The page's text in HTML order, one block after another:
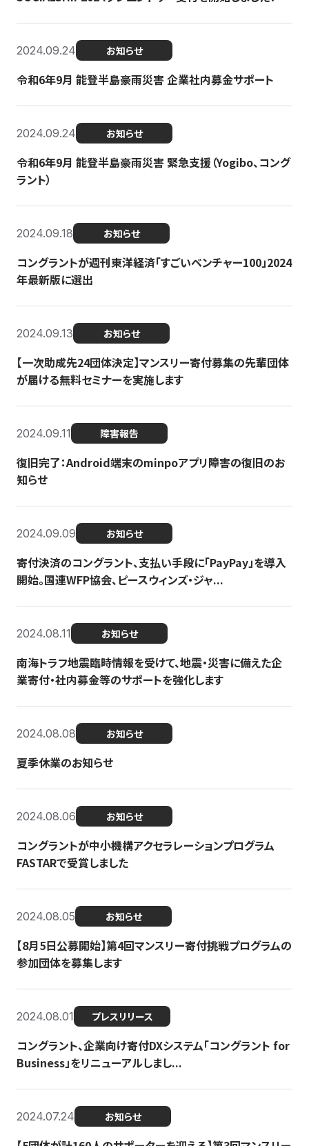
2024.09.24 お知らせ
令和6年9月 能登半島豪雨災害 企業社内募金サポート
2024.09.24 お知らせ
令和6年9月 能登半島豪雨災害 緊急支援（Yogibo、コング
ラント）
2024.09.18 お知らせ
コングラントが週刊東洋経済「すごいベンチャー100」2024
年最新版に選出
2024.09.13 お知らせ
【一次助成先24団体決定】マンスリー寄付募集の先輩団体
が届ける無料セミナーを実施します
2024.09.11 障害報告
復旧完了：Android端末のminpoアプリ障害の復旧のお
知らせ
2024.09.09 お知らせ
寄付決済のコングラント、支払い手段に「PayPay」を導入
開始。国連WFP協会、ピースウィンズ・ジャ...
2024.08.11 お知らせ
南海トラフ地震臨時情報を受けて、地震・災害に備えた企
業寄付・社内募金等のサポートを強化します
2024.08.08 お知らせ
夏季休業のお知らせ
2024.08.06 お知らせ
コングラントが中小機構アクセラレーションプログラム
FASTARで受賞しました
2024.08.05 お知らせ
【8月5日公募開始】第4回マンスリー寄付挑戦プログラムの
参加団体を募集します
2024.08.01 プレスリリース
コングラント、企業向け寄付DXシステム「コングラント for
Business」をリニューアルしまし...
2024.07.24 お知らせ